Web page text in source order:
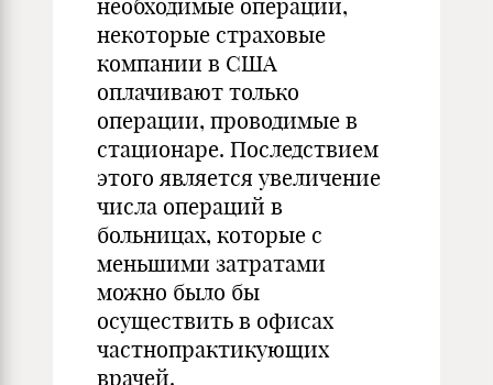
необходимые операции,
некоторые страховые
компании в США
оплачивают только
операции, проводимые в
стационаре. Последствием
этого является увеличение
числа операций в
больницах, которые с
меньшими затратами
можно было бы
осуществить в офисах
частнопрактикующих
врачей.